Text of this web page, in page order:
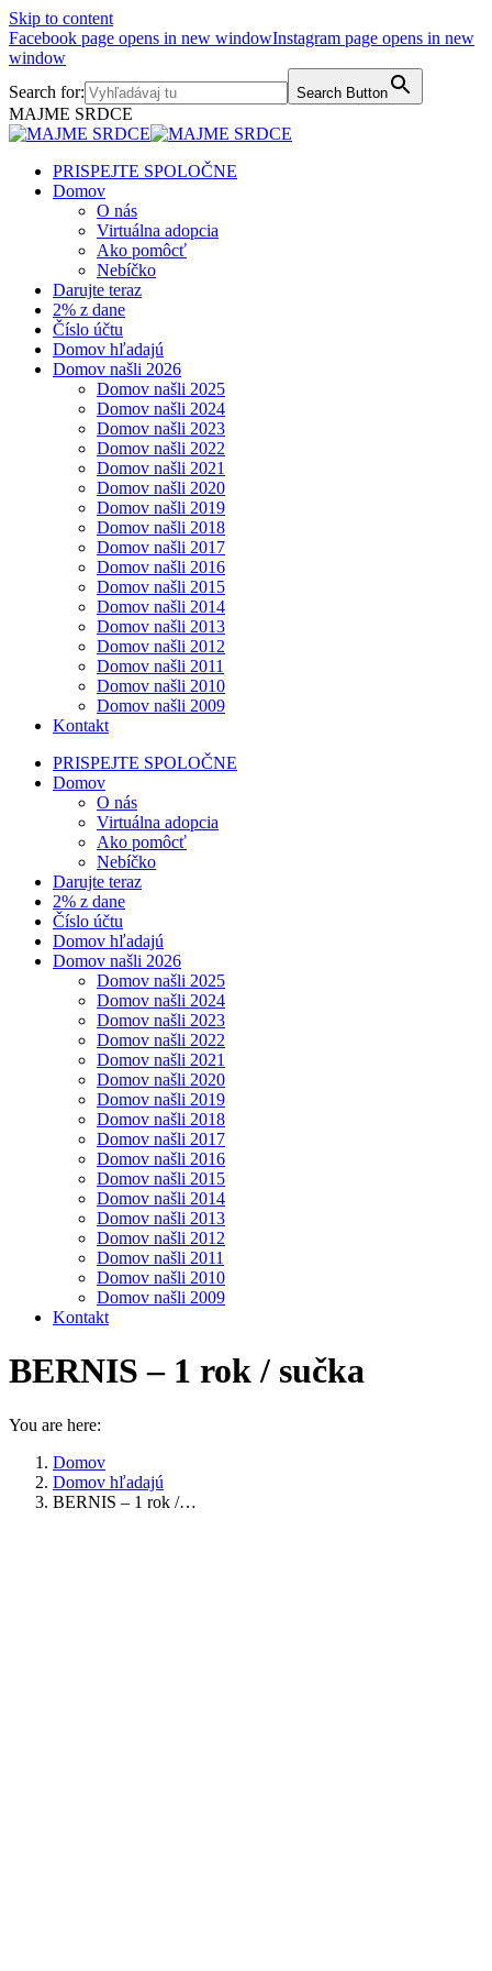
Skip to content
Facebook page opens in new windowInstagram page opens in new
window
Search for:
Search Button
MAJME SRDCE
PRISPEJTE SPOLOČNE
Domov
O nás
Virtuálna adopcia
Ako pomôcť
Nebíčko
Darujte teraz
2% z dane
Číslo účtu
Domov hľadajú
Domov našli 2026
Domov našli 2025
Domov našli 2024
Domov našli 2023
Domov našli 2022
Domov našli 2021
Domov našli 2020
Domov našli 2019
Domov našli 2018
Domov našli 2017
Domov našli 2016
Domov našli 2015
Domov našli 2014
Domov našli 2013
Domov našli 2012
Domov našli 2011
Domov našli 2010
Domov našli 2009
Kontakt
PRISPEJTE SPOLOČNE
Domov
O nás
Virtuálna adopcia
Ako pomôcť
Nebíčko
Darujte teraz
2% z dane
Číslo účtu
Domov hľadajú
Domov našli 2026
Domov našli 2025
Domov našli 2024
Domov našli 2023
Domov našli 2022
Domov našli 2021
Domov našli 2020
Domov našli 2019
Domov našli 2018
Domov našli 2017
Domov našli 2016
Domov našli 2015
Domov našli 2014
Domov našli 2013
Domov našli 2012
Domov našli 2011
Domov našli 2010
Domov našli 2009
Kontakt
BERNIS – 1 rok / sučka
You are here:
Domov
Domov hľadajú
BERNIS – 1 rok /…